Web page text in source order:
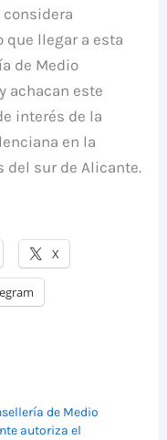
que llegar a esta
de Medio
achacan este
interés de la
en la
del sur de Alicante.
X
de Medio
autoriza el